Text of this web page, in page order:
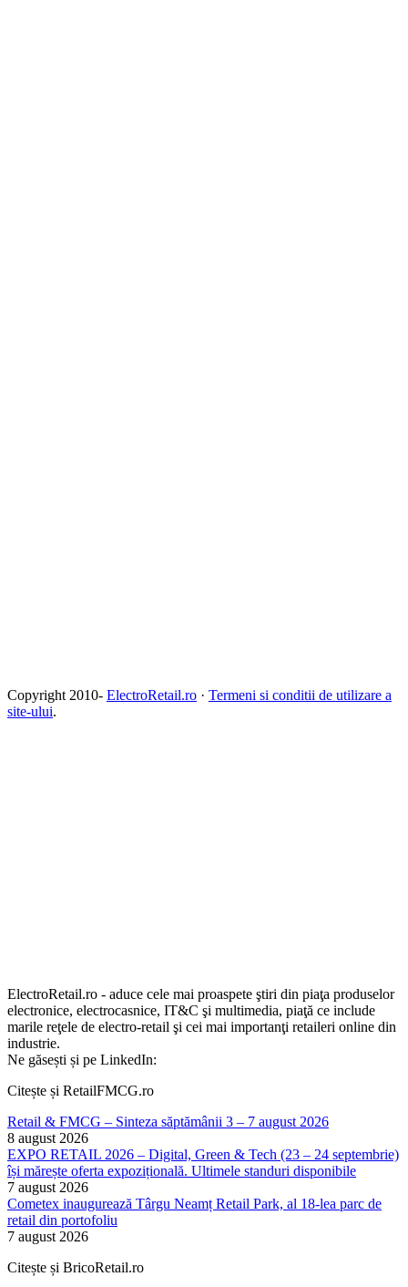
Copyright 2010- ElectroRetail.ro · Termeni si conditii de utilizare a
site-ului.
ElectroRetail.ro - aduce cele mai proaspete ştiri din piaţa produselor
electronice, electrocasnice, IT&C şi multimedia, piaţă ce include
marile reţele de electro-retail şi cei mai importanţi retaileri online din
industrie.
Ne găsești și pe LinkedIn:
Citește și RetailFMCG.ro
Retail & FMCG – Sinteza săptămânii 3 – 7 august 2026
8 august 2026
EXPO RETAIL 2026 – Digital, Green & Tech (23 – 24 septembrie)
își mărește oferta expozițională. Ultimele standuri disponibile
7 august 2026
Cometex inaugurează Târgu Neamț Retail Park, al 18-lea parc de
retail din portofoliu
7 august 2026
Citește și BricoRetail.ro